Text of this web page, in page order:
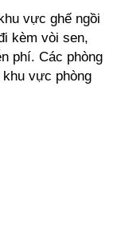
vực ghế ngồi
kèm vòi sen,
phí. Các phòng
vực phòng